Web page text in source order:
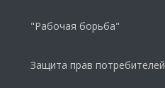
"Рабочая борьба"
Защита прав потребителей